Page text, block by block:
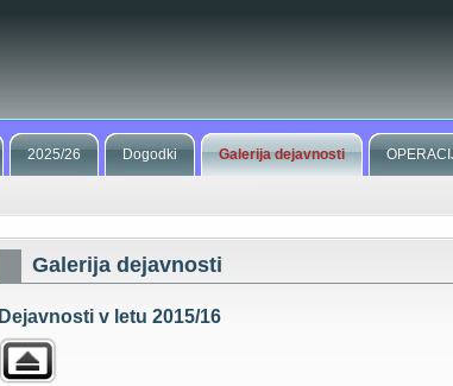
2025/26 Dogodki Galerija dejavnosti
Galerija dejavnosti
Dejavnosti v letu 2015/16